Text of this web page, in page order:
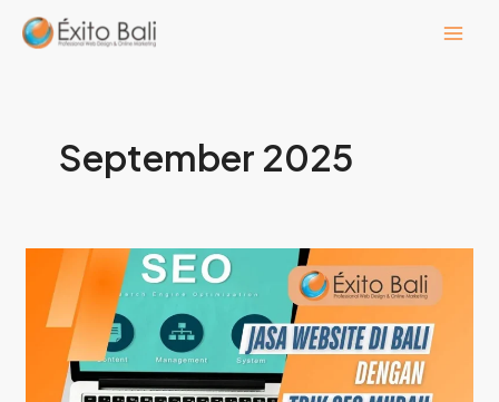
Lewati
September 2025
Website
dengan